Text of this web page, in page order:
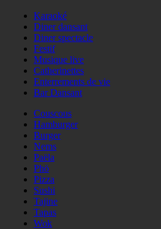
Karaoké
Diner dansant
Diner spectacle
Festif
Musique live
Catherinettes
Enterrements de vie
Bar Dansant
Couscous
Hamburger
Burger
Nems
Paëla
Phö
Pizza
Sushi
Tajine
Tapas
Wok